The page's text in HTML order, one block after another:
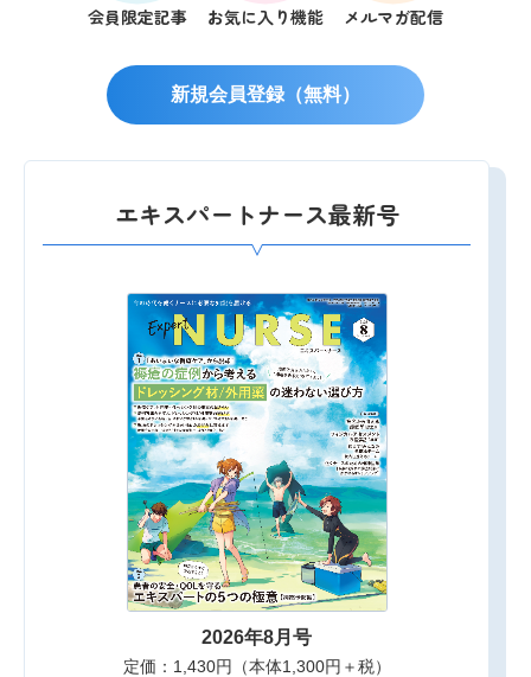
会員限定記事 お気に入り機能 メルマガ配信
新規会員登録（無料）
エキスパートナース最新号
2026年8月号
定価：1,430円（本体1,300円＋税）